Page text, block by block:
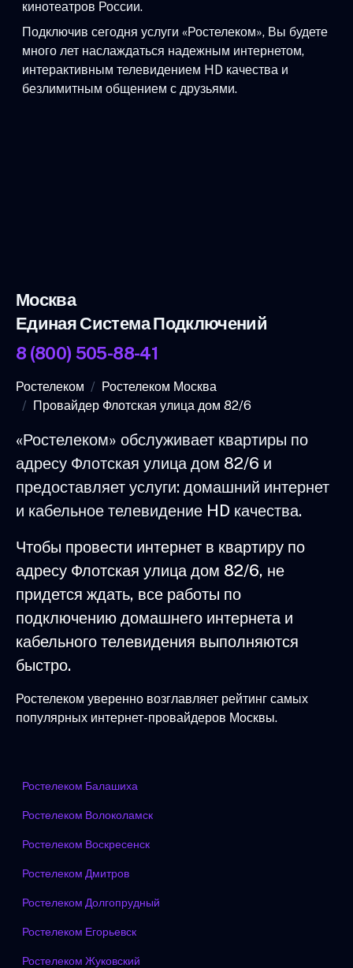
кинотеатров России.
Подключив сегодня услуги «Ростелеком», Вы будете
много лет наслаждаться надежным интернетом,
интерактивным телевидением HD качества и
безлимитным общением с друзьями.
Москва
Единая Система Подключений
8 (800) 505-88-41
Ростелеком
Ростелеком Москва
Провайдер Флотская улица дом 82/6
«Ростелеком» обслуживает квартиры по
адресу Флотская улица дом 82/6 и
предоставляет услуги: домашний интернет
и кабельное телевидение HD качества.
Чтобы провести интернет в квартиру по
адресу Флотская улица дом 82/6, не
придется ждать, все работы по
подключению домашнего интернета и
кабельного телевидения выполняются
быстро.
Ростелеком уверенно возглавляет рейтинг самых
популярных интернет-провайдеров Москвы.
Ростелеком Балашиха
Ростелеком Волоколамск
Ростелеком Воскресенск
Ростелеком Дмитров
Ростелеком Долгопрудный
Ростелеком Егорьевск
Ростелеком Жуковский